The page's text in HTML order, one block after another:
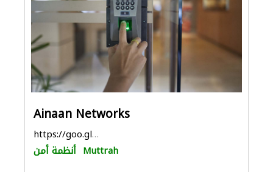
Ainaan Networks
https://goo.gl/maps/xPRCH7caEJaX6WYy7
أنظمة أمن Muttrah